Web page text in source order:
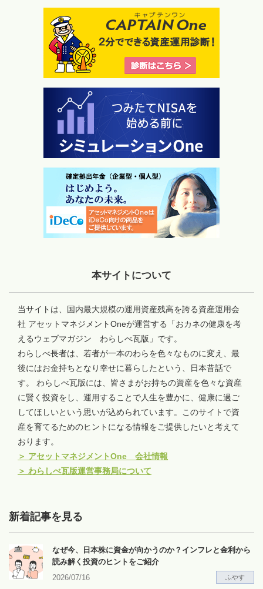
本サイトについて
当サイトは、国内最大規模の運用資産残高を誇る資産運用会
社 アセットマネジメントOneが運営する「おカネの健康を考
えるウェブマガジン わらしべ瓦版」です。
わらしべ長者は、若者が一本のわらを色々なものに変え、最
後にはお金持ちとなり幸せに暮らしたという、日本昔話で
す。 わらしべ瓦版には、皆さまがお持ちの資産を色々な資産
に賢く投資をし、運用することで人生を豊かに、健康に過ご
してほしいという思いが込められています。このサイトで資
産を育てるためのヒントになる情報をご提供したいと考えて
おります。
＞ アセットマネジメントOne 会社情報
＞ わらしべ瓦版運営事務局について
新着記事を見る
なぜ今、日本株に資金が向かうのか？インフレと金利から
読み解く投資のヒントをご紹介
2026/07/16
ふやす